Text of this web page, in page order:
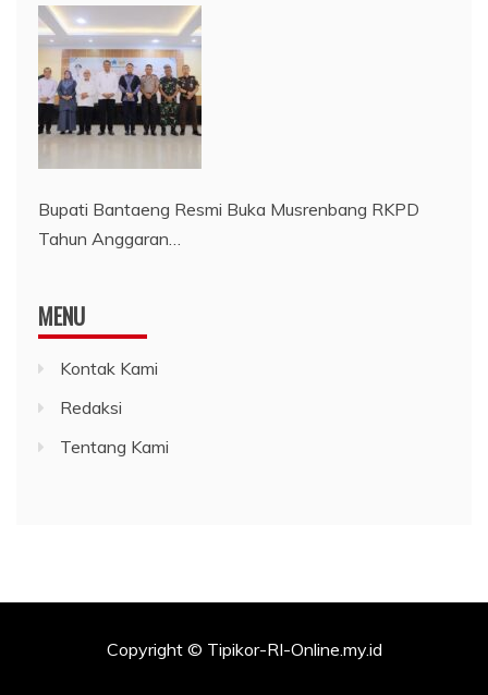
Bupati Bantaeng Resmi Buka Musrenbang RKPD
Tahun Anggaran…
MENU
Kontak Kami
Redaksi
Tentang Kami
Copyright © Tipikor-RI-Online.my.id